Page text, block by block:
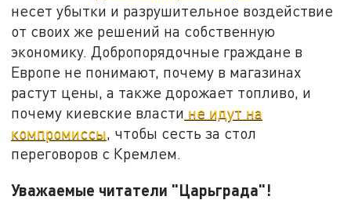
несет убытки и разрушительное воздействие
от своих же решений на собственную
экономику. Добропорядочные граждане в
Европе не понимают, почему в магазинах
растут цены, а также дорожает топливо, и
почему киевские власти не идут на
компромиссы, чтобы сесть за стол
переговоров с Кремлем.
Уважаемые читатели "Царьграда"!